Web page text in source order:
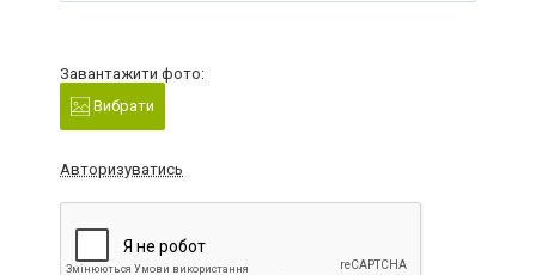
Завантажити фото:
Вибрати
Авторизуватись